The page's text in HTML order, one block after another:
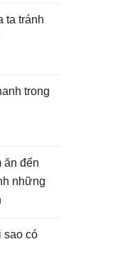
ta tránh
trong
ăn đến
những
sao có